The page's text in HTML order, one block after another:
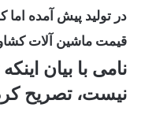
در تولید پیش آمده
قیمت ماشین آلات کشاورزی
نیست، تصریح